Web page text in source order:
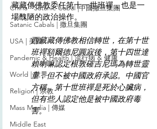
China - Satanic Cabal |中國撒旦集團
Satanic Cabals | 撒旦集團
USA | 美國
Pandemic & Health | 流行病 & 健康
World | 世界
Religion | 宗教
Mass Media | 傳媒
Middle East
藏藏傳佛教委任第十一世班禪，也是一
場醜陋的政治操作。
西藏藏傳佛教相信轉世，在第十世
班禪額爾德尼圓寂後，第十四世達
賴喇嘛認定根敦確吉尼瑪為轉世靈
童，但不被中國政府承認。中國官
方稱，第十世班禪是死於心臟病，
但有些人認定他是被中國政府毒
害。